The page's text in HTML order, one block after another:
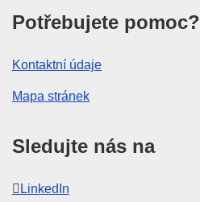
Potřebujete pomoc?
Kontaktní údaje
Mapa stránek
Sledujte nás na
LinkedIn